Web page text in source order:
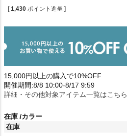
[ 1,430 ポイント進呈 ]
15,000円以上の購入で10%OFF
開催期間:8/8 10:00-8/17 9:59
詳細・その他対象アイテム一覧はこちら
在庫 カラー
在庫